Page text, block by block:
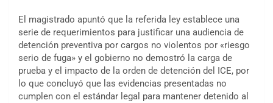
El magistrado apuntó que la referida ley establece una
serie de requerimientos para justificar una audiencia de
detención preventiva por cargos no violentos por «riesgo
serio de fuga» y el gobierno no demostró la carga de
prueba y el impacto de la orden de detención del ICE, por
lo que concluyó que las evidencias presentadas no
cumplen con el estándar legal para mantener detenido al